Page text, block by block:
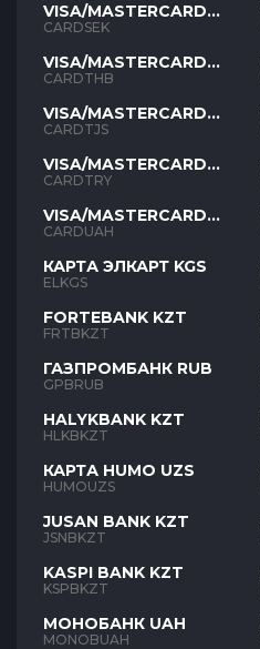
VISA/MASTERCARD
SEK
CARDSEK
VISA/MASTERCARD
THB
CARDTHB
VISA/MASTERCARD
TJS
CARDTJS
VISA/MASTERCARD
TYR
CARDTRY
VISA/MASTERCARD
UAH
CARDUAH
КАРТА ЭЛКАРТ KGS
ELKGS
FORTEBANK KZT
FRTBKZT
ГАЗПРОМБАНК RUB
GPBRUB
HALYKBANK KZT
HLKBKZT
КАРТА HUMO UZS
HUMOUZS
JUSAN BANK KZT
JSNBKZT
KASPI BANK KZT
KSPBKZT
МОНОБАНК UAH
MONOBUAH